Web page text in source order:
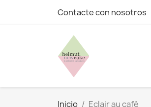
Contacte con nosotros
Inicio Eclair au café